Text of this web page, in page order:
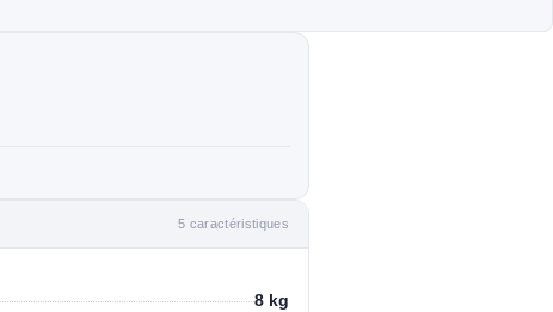
5 caractéristiques
8 kg